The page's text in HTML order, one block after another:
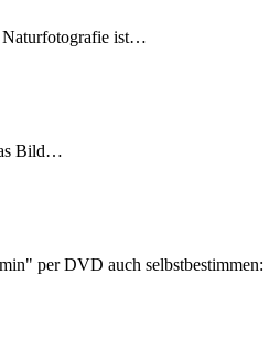
Naturfotografie ist…
Bild…
per DVD auch selbstbestimmen: